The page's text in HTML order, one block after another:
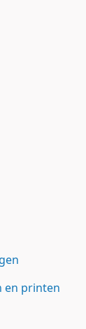
en printen